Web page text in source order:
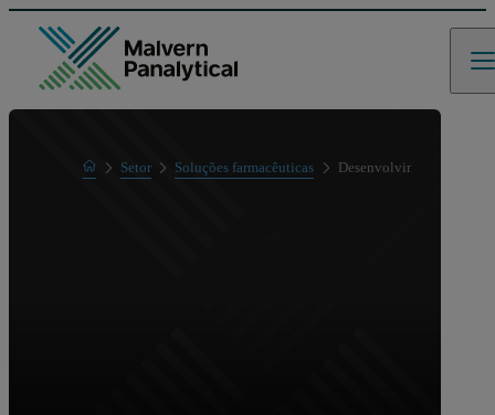
HomeSetor Soluções farmacêuticas Desenvolvimento de API